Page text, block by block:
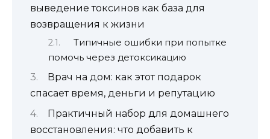
выведение токсинов как база для
возвращения к жизни
Типичные ошибки при попытке
помочь через детоксикацию
Врач на дом: как этот подарок
спасает время, деньги и репутацию
Практичный набор для домашнего
восстановления: что добавить к